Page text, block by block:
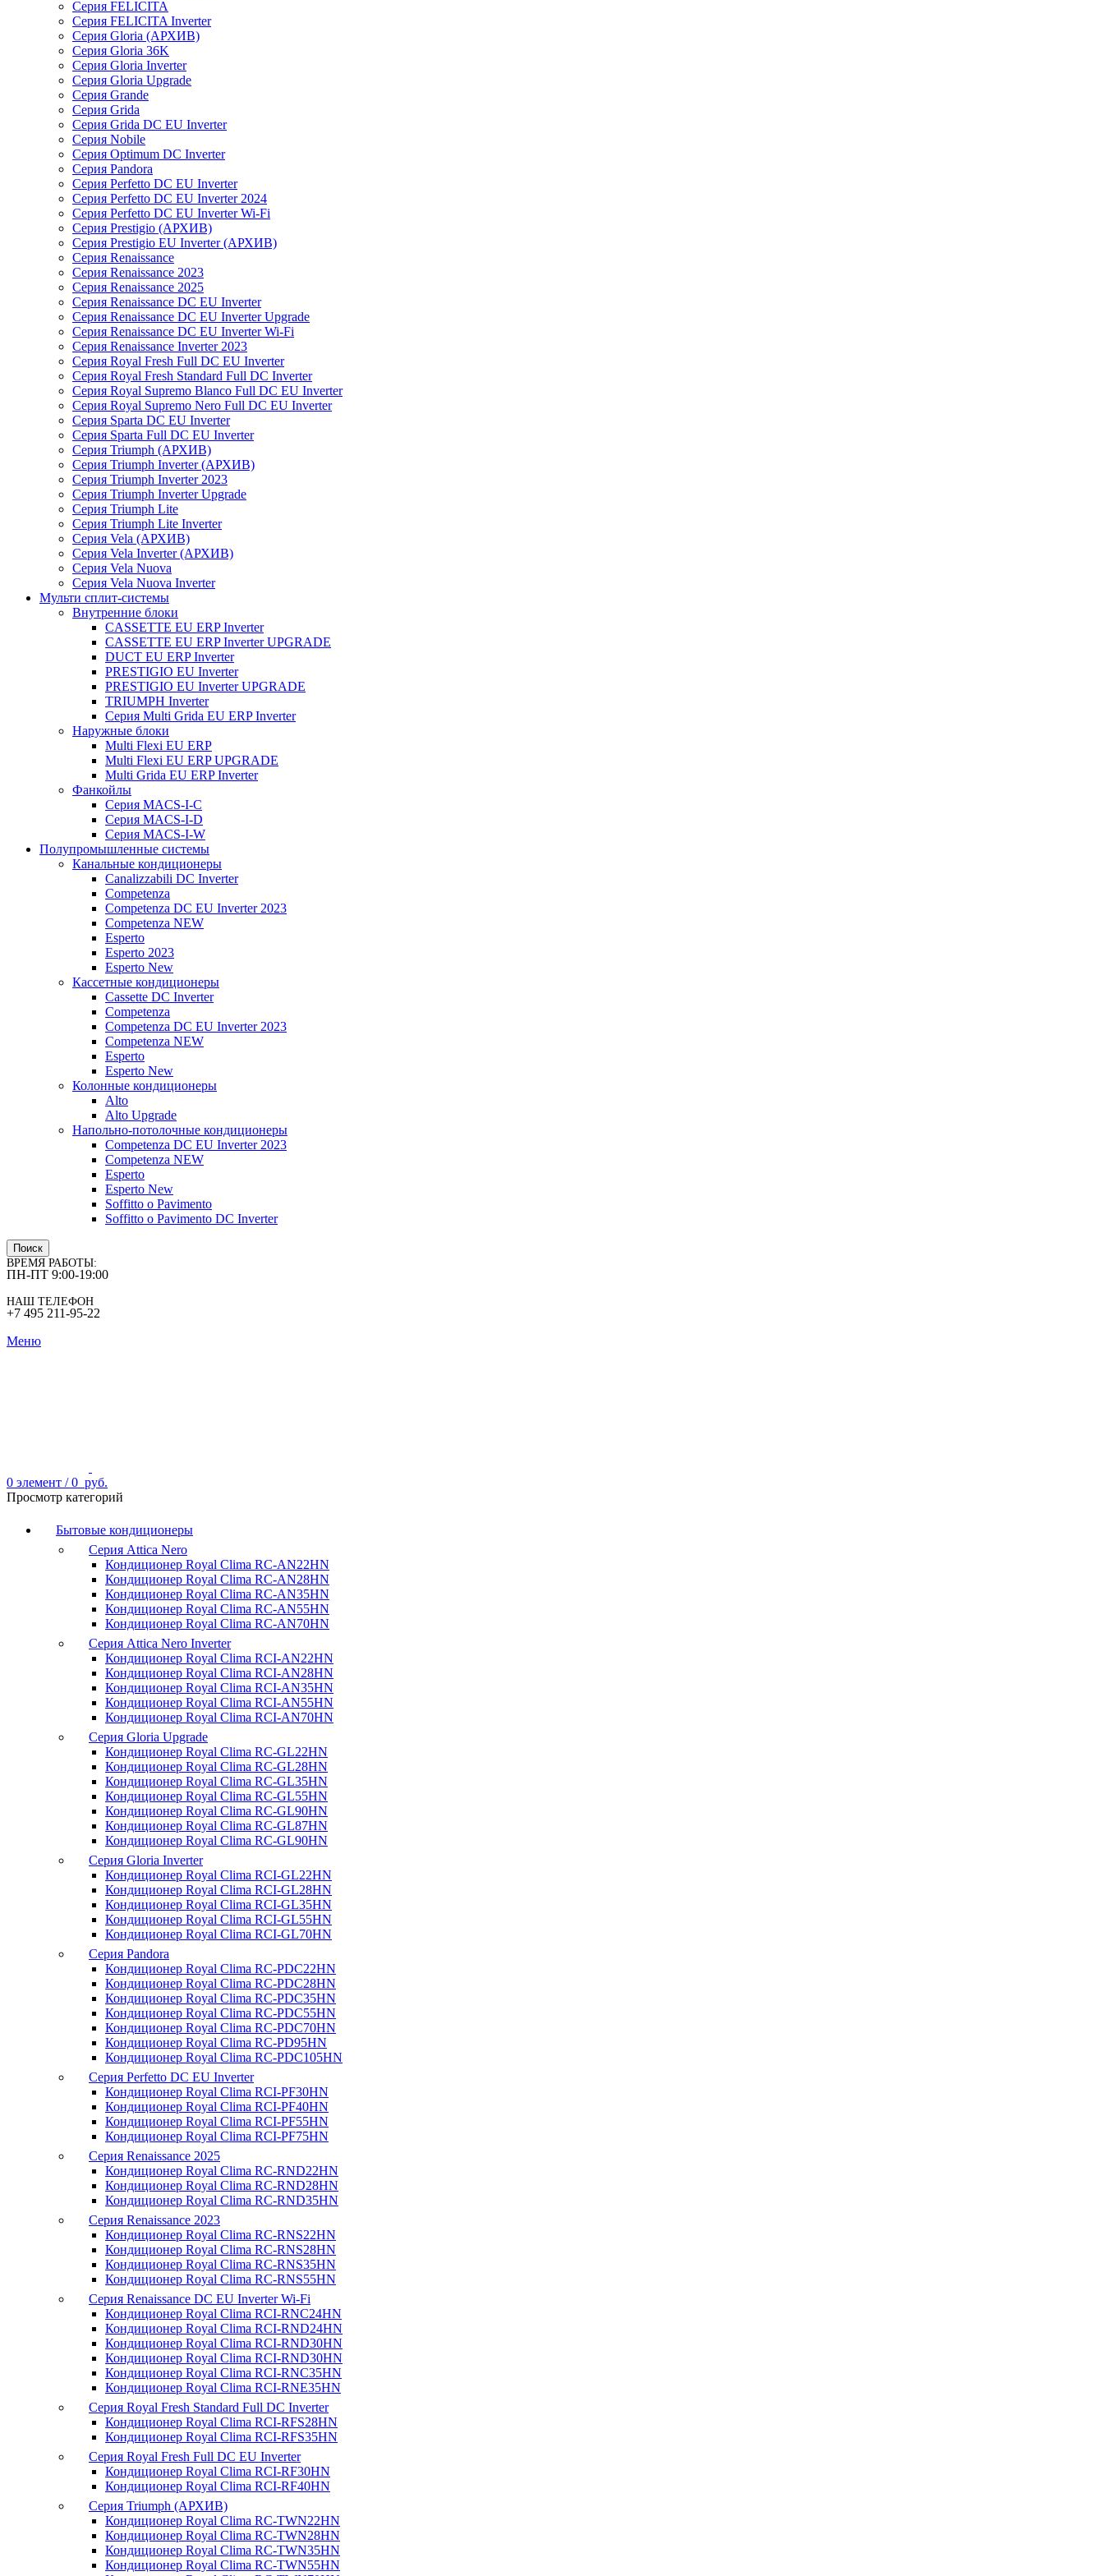
Серия FELICITA
Серия FELICITA Inverter
Серия Gloria (АРХИВ)
Серия Gloria 36K
Серия Gloria Inverter
Серия Gloria Upgrade
Серия Grande
Серия Grida
Серия Grida DC EU Inverter
Серия Nobile
Серия Optimum DC Inverter
Серия Pandora
Серия Perfetto DC EU Inverter
Серия Perfetto DC EU Inverter 2024
Серия Perfetto DC EU Inverter Wi-Fi
Серия Prestigio (АРХИВ)
Серия Prestigio EU Inverter (АРХИВ)
Серия Renaissance
Серия Renaissance 2023
Серия Renaissance 2025
Серия Renaissance DC EU Inverter
Серия Renaissance DC EU Inverter Upgrade
Серия Renaissance DC EU Inverter Wi-Fi
Серия Renaissance Inverter 2023
Серия Royal Fresh Full DC EU Inverter
Серия Royal Fresh Standard Full DC Inverter
Серия Royal Supremo Blanco Full DC EU Inverter
Серия Royal Supremo Nero Full DC EU Inverter
Серия Sparta DC EU Inverter
Серия Sparta Full DC EU Inverter
Серия Triumph (АРХИВ)
Серия Triumph Inverter (АРХИВ)
Серия Triumph Inverter 2023
Серия Triumph Inverter Upgrade
Серия Triumph Lite
Серия Triumph Lite Inverter
Серия Vela (АРХИВ)
Серия Vela Inverter (АРХИВ)
Серия Vela Nuova
Серия Vela Nuova Inverter
Мульти сплит-системы
Внутренние блоки
CASSETTE EU ERP Inverter
CASSETTE EU ERP Inverter UPGRADE
DUCT EU ERP Inverter
PRESTIGIO EU Inverter
PRESTIGIO EU Inverter UPGRADE
TRIUMPH Inverter
Серия Multi Grida EU ERP Inverter
Наружные блоки
Multi Flexi EU ERP
Multi Flexi EU ERP UPGRADE
Multi Grida EU ERP Inverter
Фанкойлы
Серия MACS-I-C
Серия MACS-I-D
Серия MACS-I-W
Полупромышленные системы
Канальные кондиционеры
Canalizzabili DC Inverter
Competenza
Competenza DC EU Inverter 2023
Competenza NEW
Esperto
Esperto 2023
Esperto New
Кассетные кондиционеры
Cassette DC Inverter
Competenza
Competenza DC EU Inverter 2023
Competenza NEW
Esperto
Esperto New
Колонные кондиционеры
Alto
Alto Upgrade
Напольно-потолочные кондиционеры
Competenza DC EU Inverter 2023
Competenza NEW
Esperto
Esperto New
Soffitto o Pavimento
Soffitto o Pavimento DC Inverter
Поиск
ВРЕМЯ РАБОТЫ:
ПН-ПТ 9:00-19:00
НАШ ТЕЛЕФОН
+7 495 211-95-22
Меню
0 элемент / 0 руб.
Просмотр категорий
Бытовые кондиционеры
Серия Attica Nero
Кондиционер Royal Clima RC-AN22HN
Кондиционер Royal Clima RC-AN28HN
Кондиционер Royal Clima RC-AN35HN
Кондиционер Royal Clima RC-AN55HN
Кондиционер Royal Clima RC-AN70HN
Серия Attica Nero Inverter
Кондиционер Royal Clima RCI-AN22HN
Кондиционер Royal Clima RCI-AN28HN
Кондиционер Royal Clima RCI-AN35HN
Кондиционер Royal Clima RCI-AN55HN
Кондиционер Royal Clima RCI-AN70HN
Серия Gloria Upgrade
Кондиционер Royal Clima RC-GL22HN
Кондиционер Royal Clima RC-GL28HN
Кондиционер Royal Clima RC-GL35HN
Кондиционер Royal Clima RC-GL55HN
Кондиционер Royal Clima RC-GL90HN
Кондиционер Royal Clima RC-GL87HN
Кондиционер Royal Clima RC-GL90HN
Серия Gloria Inverter
Кондиционер Royal Clima RCI-GL22HN
Кондиционер Royal Clima RCI-GL28HN
Кондиционер Royal Clima RCI-GL35HN
Кондиционер Royal Clima RCI-GL55HN
Кондиционер Royal Clima RCI-GL70HN
Серия Pandora
Кондиционер Royal Clima RC-PDC22HN
Кондиционер Royal Clima RC-PDC28HN
Кондиционер Royal Clima RC-PDC35HN
Кондиционер Royal Clima RC-PDC55HN
Кондиционер Royal Clima RC-PDC70HN
Кондиционер Royal Clima RC-PD95HN
Кондиционер Royal Clima RC-PDC105HN
Серия Perfetto DC EU Inverter
Кондиционер Royal Clima RCI-PF30HN
Кондиционер Royal Clima RCI-PF40HN
Кондиционер Royal Clima RCI-PF55HN
Кондиционер Royal Clima RCI-PF75HN
Серия Renaissance 2025
Кондиционер Royal Clima RC-RND22HN
Кондиционер Royal Clima RC-RND28HN
Кондиционер Royal Clima RC-RND35HN
Серия Renaissance 2023
Кондиционер Royal Clima RC-RNS22HN
Кондиционер Royal Clima RC-RNS28HN
Кондиционер Royal Clima RC-RNS35HN
Кондиционер Royal Clima RC-RNS55HN
Серия Renaissance DC EU Inverter Wi-Fi
Кондиционер Royal Clima RCI-RNC24HN
Кондиционер Royal Clima RCI-RND24HN
Кондиционер Royal Clima RCI-RND30HN
Кондиционер Royal Clima RCI-RND30HN
Кондиционер Royal Clima RCI-RNC35HN
Кондиционер Royal Clima RCI-RNE35HN
Серия Royal Fresh Standard Full DC Inverter
Кондиционер Royal Clima RCI-RFS28HN
Кондиционер Royal Clima RCI-RFS35HN
Серия Royal Fresh Full DC EU Inverter
Кондиционер Royal Clima RCI-RF30HN
Кондиционер Royal Clima RCI-RF40HN
Серия Triumph (АРХИВ)
Кондиционер Royal Clima RC-TWN22HN
Кондиционер Royal Clima RC-TWN28HN
Кондиционер Royal Clima RC-TWN35HN
Кондиционер Royal Clima RC-TWN55HN